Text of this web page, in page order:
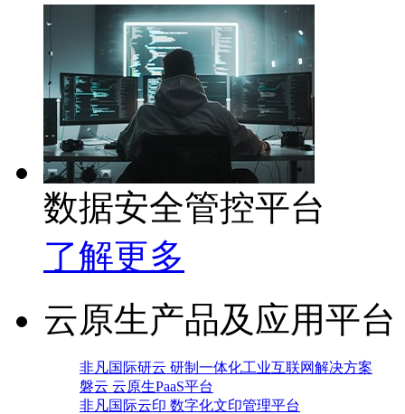
数据安全管控平台
了解更多
云原生产品及应用平台
非凡国际研云 研制一体化工业互联网解决方案
磐云 云原生PaaS平台
非凡国际云印 数字化文印管理平台